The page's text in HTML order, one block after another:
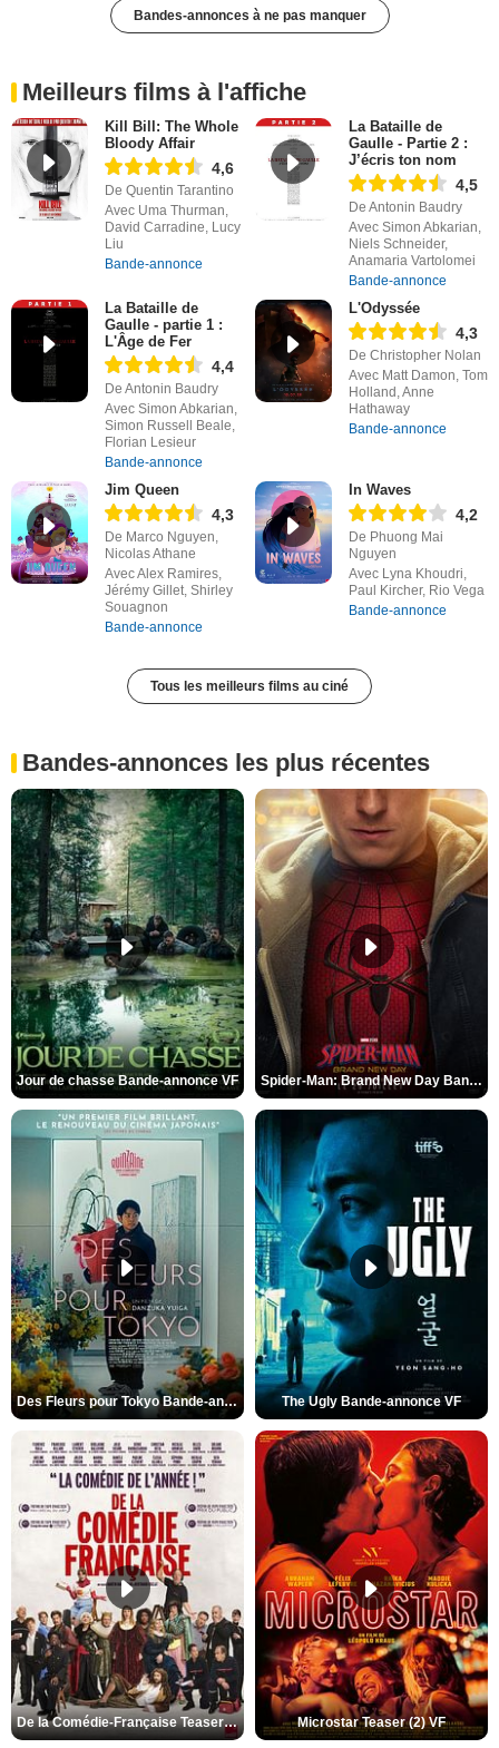
Bandes-annonces à ne pas manquer
Meilleurs films à l'affiche
Kill Bill: The Whole
Bloody Affair
4,6
De Quentin Tarantino
Avec Uma Thurman,
David Carradine, Lucy
Liu
Bande-annonce
La Bataille de
Gaulle - Partie 2 :
J’écris ton nom
4,5
De Antonin Baudry
Avec Simon Abkarian,
Niels Schneider,
Anamaria Vartolomei
Bande-annonce
La Bataille de
Gaulle - partie 1 :
L'Âge de Fer
4,4
De Antonin Baudry
Avec Simon Abkarian,
Simon Russell Beale,
Florian Lesieur
Bande-annonce
L'Odyssée
4,3
De Christopher Nolan
Avec Matt Damon, Tom
Holland, Anne
Hathaway
Bande-annonce
Jim Queen
4,3
De Marco Nguyen,
Nicolas Athane
Avec Alex Ramires,
Jérémy Gillet, Shirley
Souagnon
Bande-annonce
In Waves
4,2
De Phuong Mai
Nguyen
Avec Lyna Khoudri,
Paul Kircher, Rio Vega
Bande-annonce
Tous les meilleurs films au ciné
Bandes-annonces les plus récentes
Jour de chasse Bande-annonce VF Spider-Man: Brand New Day Bande-annonce (3) VO STFR
Des Fleurs pour Tokyo Bande-annonce VO STFR The Ugly Bande-annonce VF
De la Comédie-Française Teaser (3) VF Microstar Teaser (2) VF